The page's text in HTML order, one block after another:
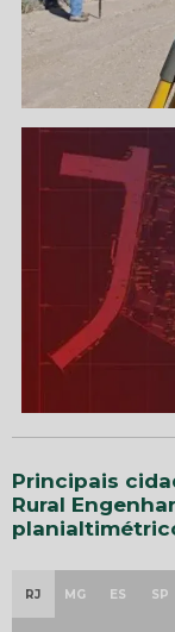
Principais
Rural
RJ MG ES SP